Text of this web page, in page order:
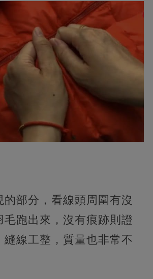
的部分，看線頭周圍有沒
毛跑出來，沒有痕跡則證
縫線工整，質量也非常不